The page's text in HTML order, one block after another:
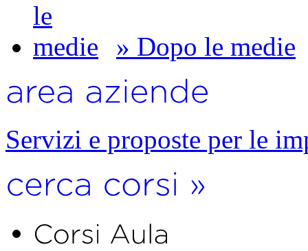
» Dopo le medie
Servizi e proposte per le